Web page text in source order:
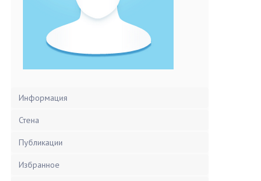
Информация
Стена
Публикации
Избранное